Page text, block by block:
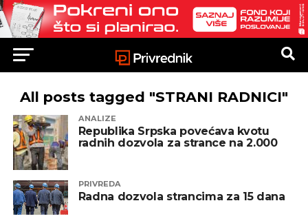
All posts tagged "STRANI RADNICI"
ANALIZE
Republika Srpska povećava kvotu
radnih dozvola za strance na 2.000
PRIVREDA
Radna dozvola strancima za 15 dana